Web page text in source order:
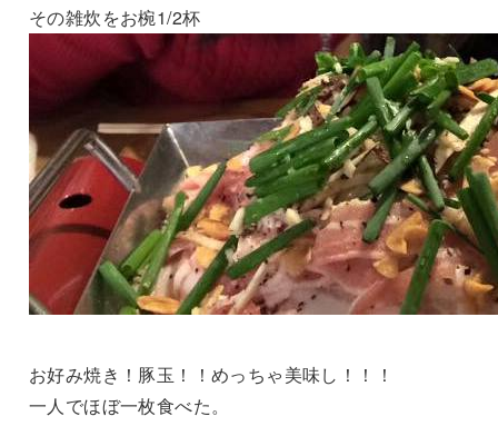
その雑炊をお椀1/2杯
お好み焼き！豚玉！！めっちゃ美味し！！！
一人でほぼ一枚食べた。